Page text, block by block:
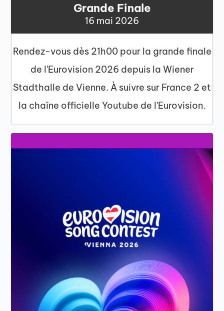
Grande Finale
16 mai 2026
Rendez-vous dès 21h00 pour la grande finale
de l'Eurovision 2026 depuis la Wiener
Stadthalle de Vienne. À suivre sur France 2 et
la chaîne officielle Youtube de l'Eurovision.